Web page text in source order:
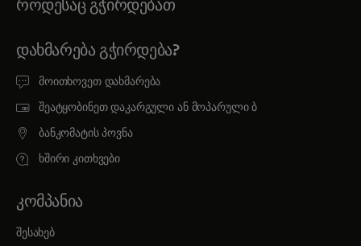
როდესაც გჭირდებათ
ᲓᲐᲮᲛᲐᲠᲔᲑᲐ ᲒᲭᲘᲠᲓᲔᲑᲐ?
მოითხოვეთ დახმარება
შეატყობინეთ დაკარგული ან მოპარული ბ
ბანკომატის პოვნა
ხშირი კითხვები
ᲙᲝᲛᲞᲐᲜᲘᲐ
შესახებ